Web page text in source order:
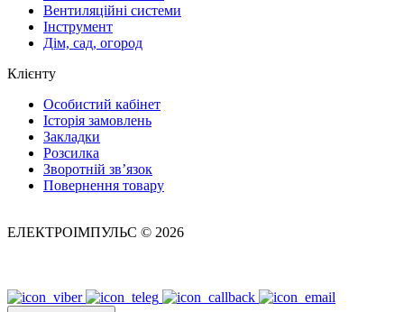
Вентиляційні системи
Інструмент
Дім, сад, огород
Клієнту
Особистий кабінет
Історія замовлень
Закладки
Розсилка
Зворотній зв’язок
Повернення товару
ЕЛЕКТРОІМПУЛЬС © 2026